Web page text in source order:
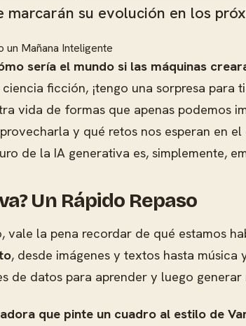
su evolución en los
un Mañana Inteligente
sería el mundo si las máquinas
ficción, ¡tengo una sorpresa
vida de formas que apenas podemos
y qué retos nos esperan en
de la IA generativa es, simplemente,
Un Rápido Repaso
vale la pena recordar de qué estamos
, desde imágenes y textos hasta
de datos para aprender y luego
que pinte un cuadro al estilo de